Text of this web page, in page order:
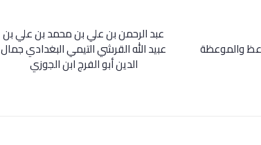
والموعظة
عبد الرحمن بن علي بن محمد بن علي بن
عبيد الله القرشي التيمي البغدادي جمال
الدين أبو الفرج ابن الجوزي